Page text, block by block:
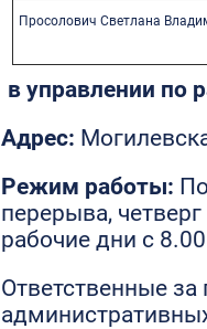
Просолович Светлана
в управлении по
Адрес:
Режим работы:
перерыва,
рабочие дни с
Ответственные